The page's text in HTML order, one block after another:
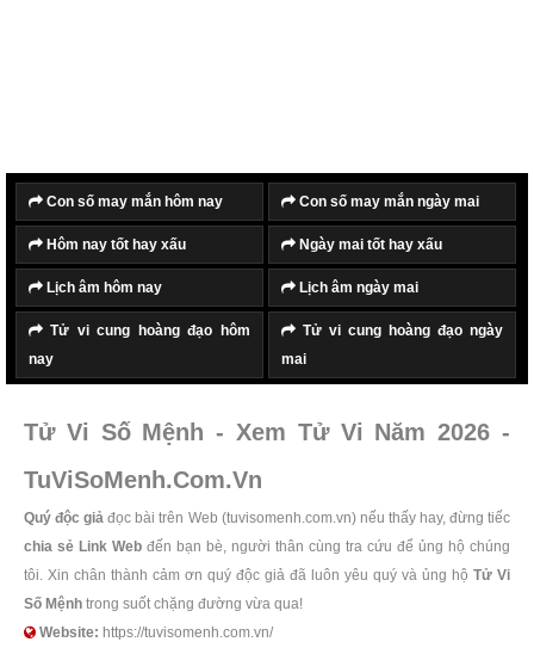
Con số may mắn hôm nay Con số may mắn ngày mai
Hôm nay tốt hay xấu Ngày mai tốt hay xấu
Lịch âm hôm nay Lịch âm ngày mai
Tử vi cung hoàng đạo hôm
nay
Tử vi cung hoàng đạo ngày
mai
Tử Vi Số Mệnh - Xem Tử Vi Năm 2026 -
TuViSoMenh.Com.Vn
Quý độc giả đọc bài trên Web (tuvisomenh.com.vn) nếu thấy hay, đừng tiếc
chia sẻ Link Web đến bạn bè, người thân cùng tra cứu để ủng hộ chúng
tôi. Xin chân thành cảm ơn quý độc giả đã luôn yêu quý và ủng hộ Tử Vi
Số Mệnh trong suốt chặng đường vừa qua!
Website: https://tuvisomenh.com.vn/